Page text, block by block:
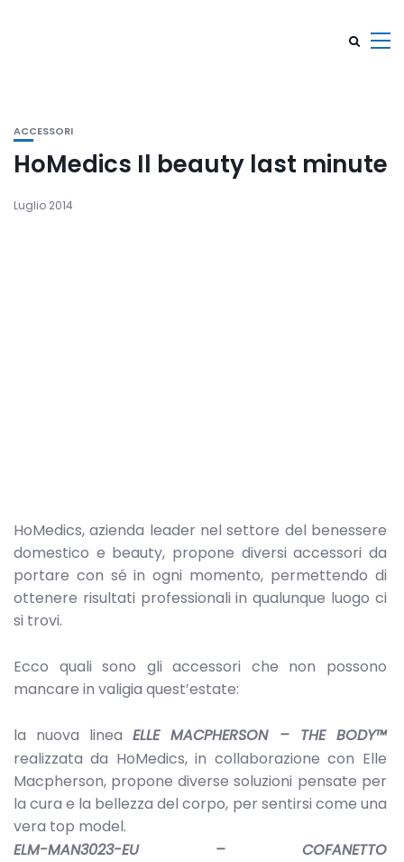
ACCESSORI
HoMedics Il beauty last minute
Luglio 2014
HoMedics, azienda leader nel settore del benessere
domestico e beauty, propone diversi accessori da
portare con sé in ogni momento, permettendo di
ottenere risultati professionali in qualunque luogo ci
si trovi.
Ecco quali sono gli accessori che non possono
mancare in valigia quest’estate:
la nuova lineaELLE MACPHERSON – THE BODY™
realizzata da HoMedics, in collaborazione con Elle
Macpherson, propone diverse soluzioni pensate per
la cura e la bellezza del corpo, per sentirsi come una
vera top model.
ELM-MAN3023-EU – COFANETTO